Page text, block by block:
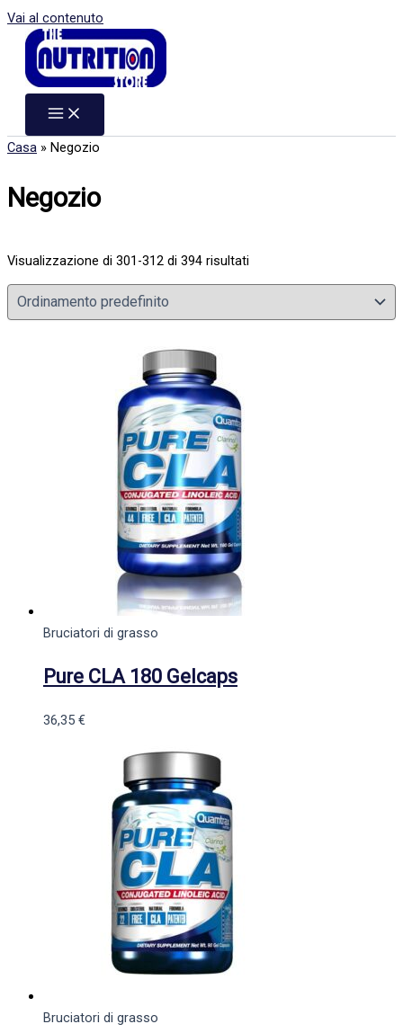
Vai al contenuto
Casa » Negozio
Negozio
Visualizzazione di 301-312 di 394 risultati
Bruciatori di grasso
Pure CLA 180 Gelcaps
36,35 €
Bruciatori di grasso